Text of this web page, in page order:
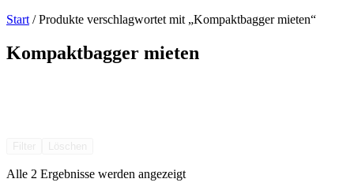
Start / Produkte verschlagwortet mit „Kompaktbagger mieten“
Kompaktbagger mieten
Alle 2 Ergebnisse werden angezeigt